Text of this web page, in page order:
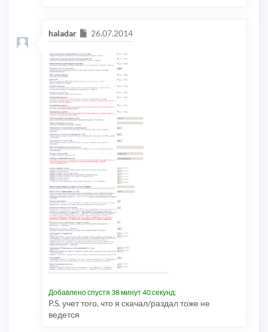
haladar Сообщение
26.07.2014
Добавлено спустя 38 минут 40 секунд:
P.S. учет того, что я скачал/раздал тоже не
ведется